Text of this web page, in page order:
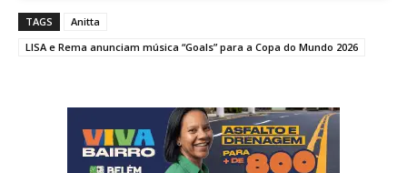
TAGS
Anitta
LISA e Rema anunciam música “Goals” para a Copa do Mundo 2026